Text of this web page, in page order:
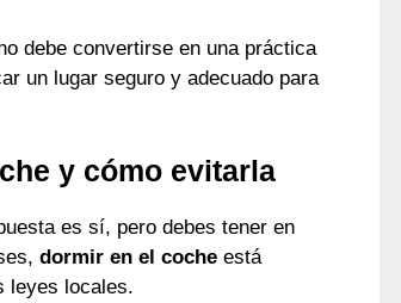
debe convertirse en una práctica
un lugar seguro y adecuado para
y cómo evitarla
es sí, pero debes tener en
dormir en el coche está
leyes locales.